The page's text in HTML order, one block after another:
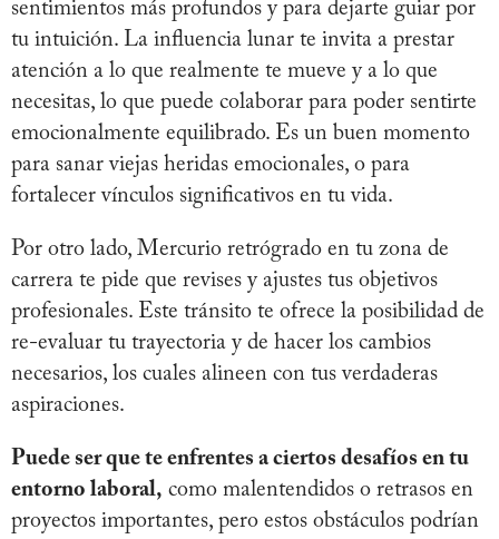
sentimientos más profundos y para dejarte guiar por
tu intuición. La influencia lunar te invita a prestar
atención a lo que realmente te mueve y a lo que
necesitas, lo que puede colaborar para poder sentirte
emocionalmente equilibrado. Es un buen momento
para sanar viejas heridas emocionales, o para
fortalecer vínculos significativos en tu vida.
Por otro lado, Mercurio retrógrado en tu zona de
carrera te pide que revises y ajustes tus objetivos
profesionales. Este tránsito te ofrece la posibilidad de
re-evaluar tu trayectoria y de hacer los cambios
necesarios, los cuales alineen con tus verdaderas
aspiraciones.
Puede ser que te enfrentes a ciertos desafíos en tu
entorno laboral, como malentendidos o retrasos en
proyectos importantes, pero estos obstáculos podrían